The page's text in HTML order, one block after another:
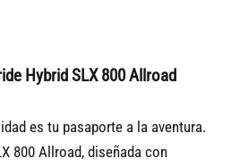
Hybrid SLX 800 Allroad
es tu pasaporte a la aventura.
800 Allroad, diseñada con